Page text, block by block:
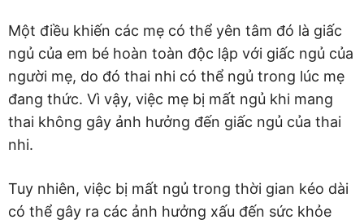
Một điều khiến các mẹ có thể yên tâm đó là giấc
ngủ của em bé hoàn toàn độc lập với giấc ngủ của
người mẹ, do đó thai nhi có thể ngủ trong lúc mẹ
đang thức. Vì vậy, việc mẹ bị mất ngủ khi mang
thai không gây ảnh hưởng đến giấc ngủ của thai
nhi.
Tuy nhiên, việc bị mất ngủ trong thời gian kéo dài
có thể gây ra các ảnh hưởng xấu đến sức khỏe